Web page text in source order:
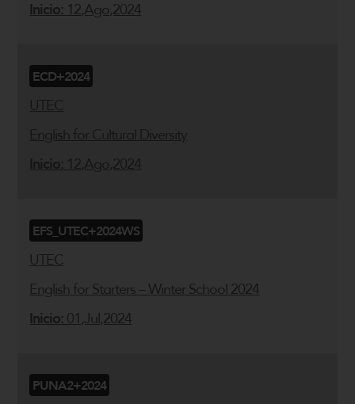
Inicio: 12,Ago,2024
ECD+2024
UTEC
English for Cultural Diversity
Inicio: 12,Ago,2024
EFS_UTEC+2024WS
UTEC
English for Starters – Winter School 2024
Inicio: 01,Jul,2024
PUNA2+2024